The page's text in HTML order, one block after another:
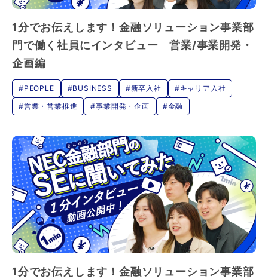
1分でお伝えします！金融ソリューション事業部
門で働く社員にインタビュー 営業/事業開発・
企画編
#PEOPLE #BUSINESS #新卒入社
#キャリア入社
#営業・営業推進
#事業開発・企画 #金融
1分でお伝えします！金融ソリューション事業部